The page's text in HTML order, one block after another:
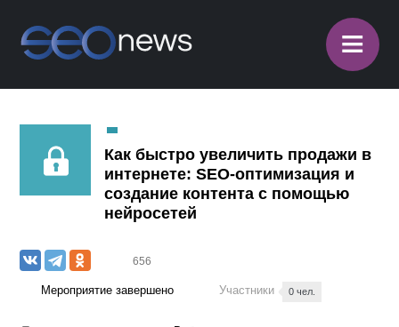
≡
Как быстро увеличить продажи в
интернете: SEO-оптимизация и
создание контента с помощью
нейросетей
656
Мероприятие завершено Участники 0 чел.